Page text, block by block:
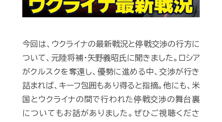
今回は、ウクライナの最新戦況と停戦交渉の行方に
ついて、元陸将補・矢野義昭氏に聞きました。ロシア
がクルスクを奪還し、優勢に進める中、交渉が行き
詰まれば、キーフ包囲もあり得ると指摘。他にも、米
国とウクライナの間で行われた停戦交渉の舞台裏
についてもお話がありました。ぜひご視聴くださ